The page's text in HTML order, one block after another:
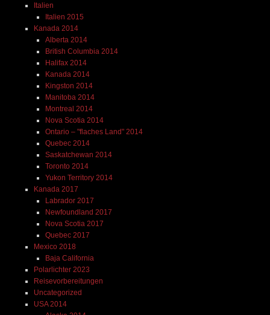
Italien
Italien 2015
Kanada 2014
Alberta 2014
British Columbia 2014
Halifax 2014
Kanada 2014
Kingston 2014
Manitoba 2014
Montreal 2014
Nova Scotia 2014
Ontario – "flaches Land" 2014
Quebec 2014
Saskatchewan 2014
Toronto 2014
Yukon Territory 2014
Kanada 2017
Labrador 2017
Newfoundland 2017
Nova Scotia 2017
Quebec 2017
Mexico 2018
Baja California
Polarlichter 2023
Reisevorbereitungen
Uncategorized
USA 2014